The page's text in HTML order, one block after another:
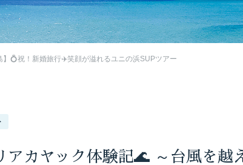
】💍祝！新婚旅行✈️笑顔が溢れるユニの浜SUPツアー
アカヤック体験記🌊 ～台風を越